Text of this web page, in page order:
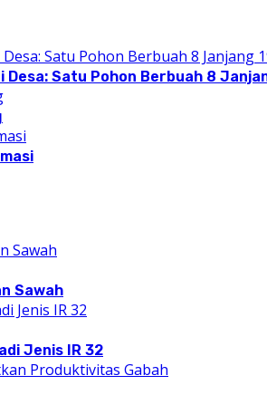
Desa: Satu Pohon Berbuah 8
Sawah
Jenis IR 32